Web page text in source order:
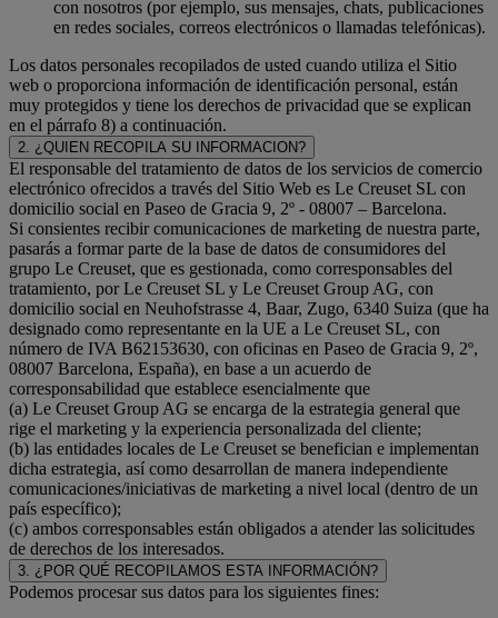
con nosotros (por ejemplo, sus mensajes, chats, publicaciones
en redes sociales, correos electrónicos o llamadas telefónicas).
Los datos personales recopilados de usted cuando utiliza el Sitio
web o proporciona información de identificación personal, están
muy protegidos y tiene los derechos de privacidad que se explican
en el párrafo 8) a continuación.
2. ¿QUIEN RECOPILA SU INFORMACION?
El responsable del tratamiento de datos de los servicios de comercio
electrónico ofrecidos a través del Sitio Web es Le Creuset SL con
domicilio social en Paseo de Gracia 9, 2º - 08007 – Barcelona.
Si consientes recibir comunicaciones de marketing de nuestra parte,
pasarás a formar parte de la base de datos de consumidores del
grupo Le Creuset, que es gestionada, como corresponsables del
tratamiento, por Le Creuset SL y Le Creuset Group AG, con
domicilio social en Neuhofstrasse 4, Baar, Zugo, 6340 Suiza (que ha
designado como representante en la UE a Le Creuset SL, con
número de IVA B62153630, con oficinas en Paseo de Gracia 9, 2º,
08007 Barcelona, España), en base a un acuerdo de
corresponsabilidad que establece esencialmente que
(a) Le Creuset Group AG se encarga de la estrategia general que
rige el marketing y la experiencia personalizada del cliente;
(b) las entidades locales de Le Creuset se benefician e implementan
dicha estrategia, así como desarrollan de manera independiente
comunicaciones/iniciativas de marketing a nivel local (dentro de un
país específico);
(c) ambos corresponsables están obligados a atender las solicitudes
de derechos de los interesados.
3. ¿POR QUÉ RECOPILAMOS ESTA INFORMACIÓN?
Podemos procesar sus datos para los siguientes fines: